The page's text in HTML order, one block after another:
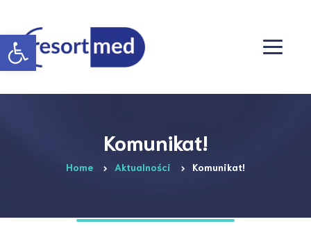
Otwórz pasek narzędzi
Komunikat!
Home Aktualności Komunikat!